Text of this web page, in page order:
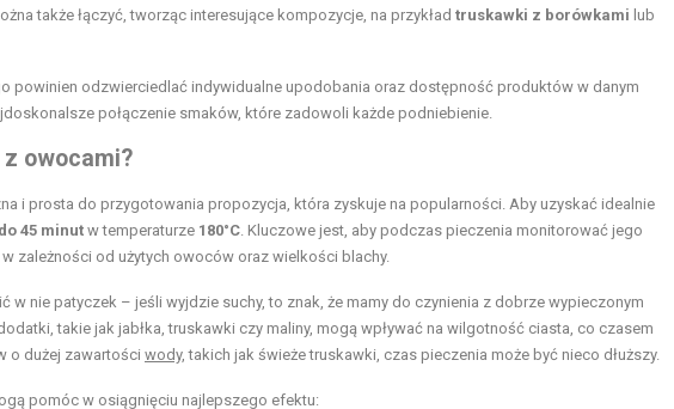
także łączyć, tworząc interesujące kompozycje, na przykład truskawki z borówkami lub
powinien odzwierciedlać indywidualne upodobania oraz dostępność produktów w danym
połączenie smaków, które zadowoli każde podniebienie.
owocami?
i prosta do przygotowania propozycja, która zyskuje na popularności. Aby uzyskać idealnie
45 minut w temperaturze 180°C. Kluczowe jest, aby podczas pieczenia monitorować jego
zależności od użytych owoców oraz wielkości blachy.
nie patyczek – jeśli wyjdzie suchy, to znak, że mamy do czynienia z dobrze wypieczonym
takie jak jabłka, truskawki czy maliny, mogą wpływać na wilgotność ciasta, co czasem
o dużej zawartości wody, takich jak świeże truskawki, czas pieczenia może być nieco dłuższy.
pomóc w osiągnięciu najlepszego efektu: